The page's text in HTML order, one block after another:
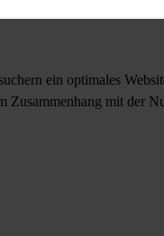
ein optimales
Zusammenhang mit der